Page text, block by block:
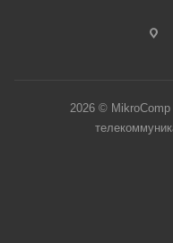
2026 © MikroComp